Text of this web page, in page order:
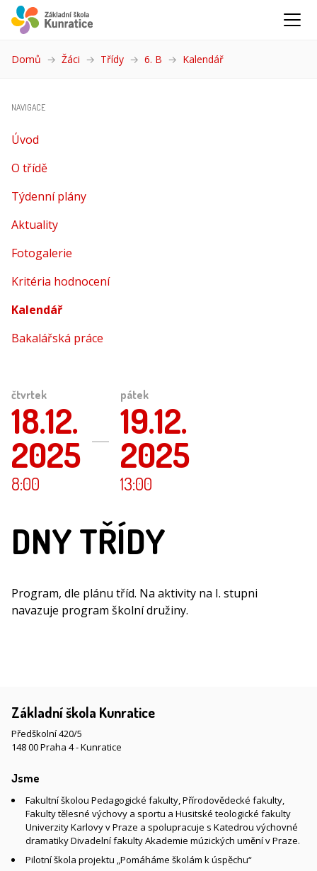
Domů Žáci Třídy 6. B Kalendář
NAVIGACE
Úvod
O třídě
Týdenní plány
Aktuality
Fotogalerie
Kritéria hodnocení
Kalendář(aktuální)
Bakalářská práce
čtvrtek
18.12.
2025
8:00
pátek
19.12.
2025
13:00
DNY TŘÍDY
Program, dle plánu tříd. Na aktivity na I. stupni
navazuje program školní družiny.
Základní škola Kunratice
Předškolní 420/5
148 00 Praha 4 - Kunratice
Jsme
Fakultní školou Pedagogické fakulty, Přírodovědecké fakulty,
Fakulty tělesné výchovy a sportu a Husitské teologické fakulty
Univerzity Karlovy v Praze a spolupracuje s Katedrou výchovné
dramatiky Divadelní fakulty Akademie múzických umění v Praze.
Pilotní škola projektu „Pomáháme školám k úspěchu“